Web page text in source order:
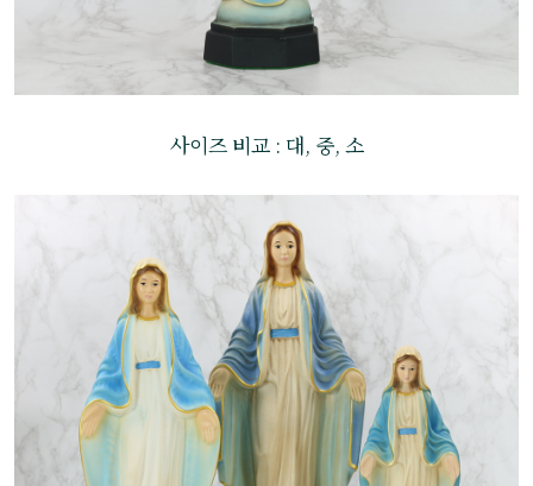
사이즈 비교 : 대, 중, 소